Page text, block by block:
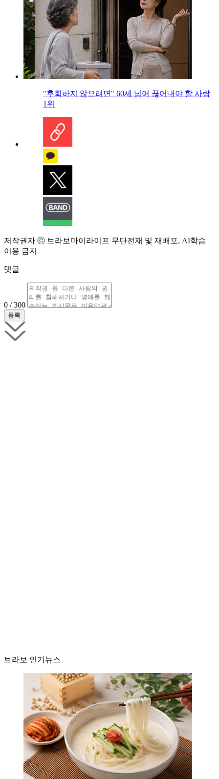
"후회하지 않으려면" 60세 넘어 끊어내야 할 사람
1위
저작권자 ⓒ 브라보마이라이프 무단전재 및 재배포, AI학습
이용 금지
댓글
0 / 300
브라보 인기뉴스